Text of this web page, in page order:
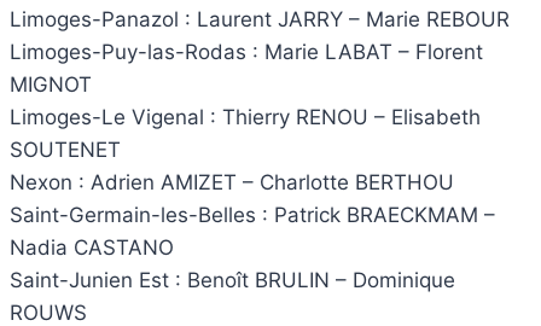
Limoges-Panazol : Laurent JARRY – Marie REBOUR
Limoges-Puy-las-Rodas : Marie LABAT – Florent
MIGNOT
Limoges-Le Vigenal : Thierry RENOU – Elisabeth
SOUTENET
Nexon : Adrien AMIZET – Charlotte BERTHOU
Saint-Germain-les-Belles : Patrick BRAECKMAM –
Nadia CASTANO
Saint-Junien Est : Benoît BRULIN – Dominique
ROUWS